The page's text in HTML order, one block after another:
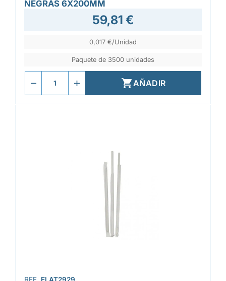
NEGRAS 6X200MM
59,81 €
0,017 €/Unidad
Paquete de 3500 unidades
AÑADIR